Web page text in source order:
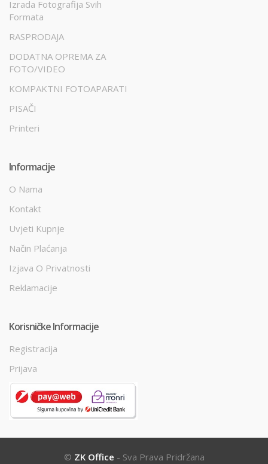
Izrada Fotografija Svih
Formata
RASPRODAJA
DODATNA OPREMA ZA
FOTO/VIDEO
KOMPAKTNI FOTOAPARATI
PISAČI
Printeri
Informacije
O Nama
Kontakt
Uvjeti Kupnje
Način Plaćanja
Izjava O Privatnosti
Reklamacije
Korisničke Informacije
Registracija
Prijava
© ZK Office - Sva Prava Pridržana